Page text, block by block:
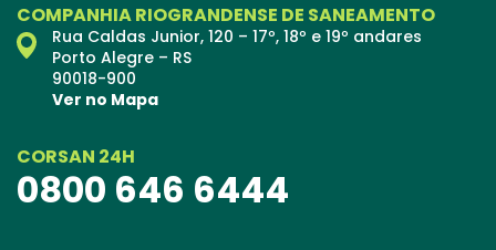
COMPANHIA RIOGRANDENSE DE SANEAMENTO
Rua Caldas Junior, 120 – 17º, 18º e 19º andares
Porto Alegre – RS
90018-900
Ver no Mapa
CORSAN 24H
0800 646 6444